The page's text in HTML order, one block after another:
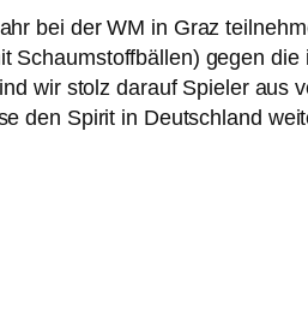
bei der WM in Graz
Schaumstoffbällen) gegen
wir stolz darauf Spieler
den Spirit in Deutschland